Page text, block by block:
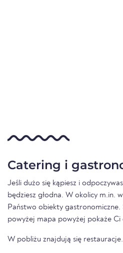
Catering i
Jeśli dużo się kąpiesz i
będziesz głodna. W okolicy m.in.
Państwo obiekty gastronomiczne.
powyżej mapa powyżej pokaże Ci
W pobliżu znajdują się restauracje.